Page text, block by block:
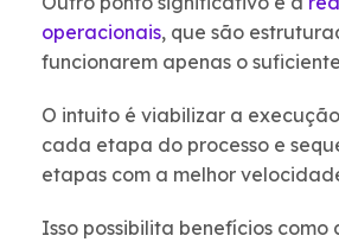
operacionais, que são
funcionarem apenas o
O intuito é viabilizar a
cada etapa do processo e
etapas com a melhor
Isso possibilita benefícios como